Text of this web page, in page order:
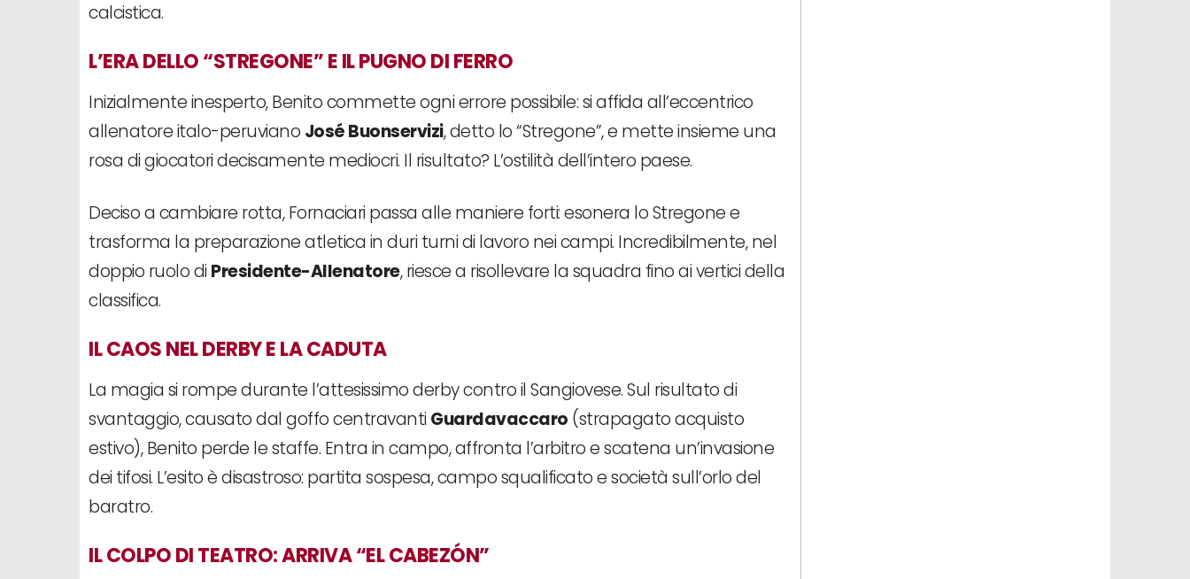
calcistica.
L’ERA DELLO “STREGONE” E IL PUGNO DI FERRO
Inizialmente inesperto, Benito commette ogni errore possibile: si affida all’eccentrico
allenatore italo-peruviano José Buonservizi, detto lo “Stregone”, e mette insieme una
rosa di giocatori decisamente mediocri. Il risultato? L’ostilità dell’intero paese.
Deciso a cambiare rotta, Fornaciari passa alle maniere forti: esonera lo Stregone e
trasforma la preparazione atletica in duri turni di lavoro nei campi. Incredibilmente, nel
doppio ruolo di Presidente-Allenatore, riesce a risollevare la squadra fino ai vertici della
classifica.
IL CAOS NEL DERBY E LA CADUTA
La magia si rompe durante l’attesissimo derby contro il Sangiovese. Sul risultato di
svantaggio, causato dal goffo centravanti Guardavaccaro (strapagato acquisto
estivo), Benito perde le staffe. Entra in campo, affronta l’arbitro e scatena un’invasione
dei tifosi. L’esito è disastroso: partita sospesa, campo squalificato e società sull’orlo del
baratro.
IL COLPO DI TEATRO: ARRIVA “EL CABEZÓN”